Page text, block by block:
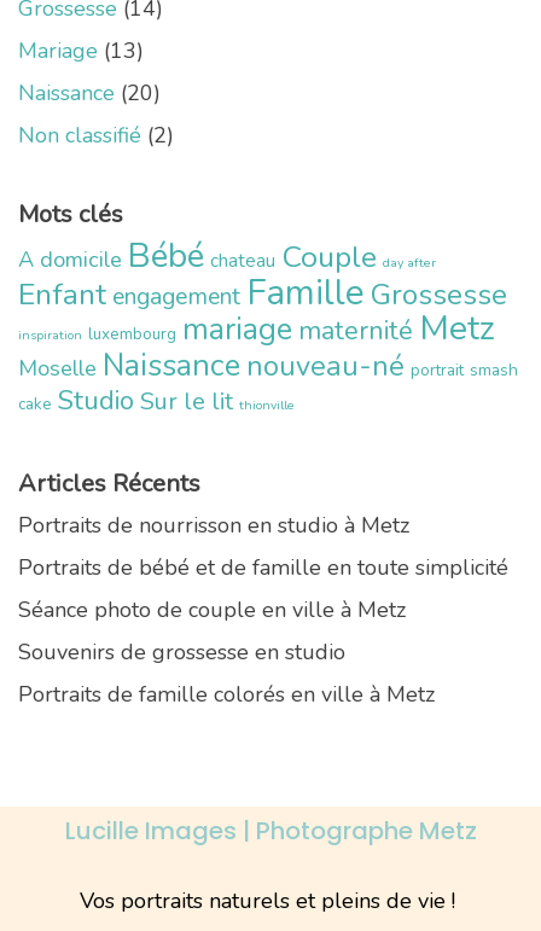
Grossesse (14)
Mariage (13)
Naissance (20)
Non classifié (2)
Mots clés
A domicile Bébé chateau Couple day after
Enfant engagement Famille Grossesse
inspiration luxembourg mariage maternité Metz
Moselle Naissance nouveau-né portrait smash
cake Studio Sur le lit thionville
Articles Récents
Portraits de nourrisson en studio à Metz
Portraits de bébé et de famille en toute simplicité
Séance photo de couple en ville à Metz
Souvenirs de grossesse en studio
Portraits de famille colorés en ville à Metz
Lucille Images | Photographe Metz
Vos portraits naturels et pleins de vie !